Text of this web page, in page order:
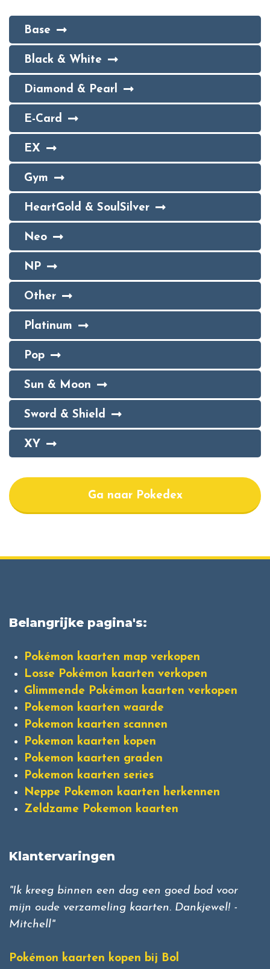
Base
Black & White
Diamond & Pearl
E-Card
EX
Gym
HeartGold & SoulSilver
Neo
NP
Other
Platinum
Pop
Sun & Moon
Sword & Shield
XY
Ga naar Pokedex
Belangrijke pagina's:
Pokémon kaarten map verkopen
Losse Pokémon kaarten verkopen
Glimmende Pokémon kaarten verkopen
Pokemon kaarten waarde
Pokemon kaarten scannen
Pokemon kaarten kopen
Pokemon kaarten graden
Pokemon kaarten series
Neppe Pokemon kaarten herkennen
Zeldzame Pokemon kaarten
Klantervaringen
"Ik kreeg binnen een dag een goed bod voor
mijn oude verzameling kaarten. Dankjewel! -
Mitchell"
Pokémon kaarten kopen bij Bol